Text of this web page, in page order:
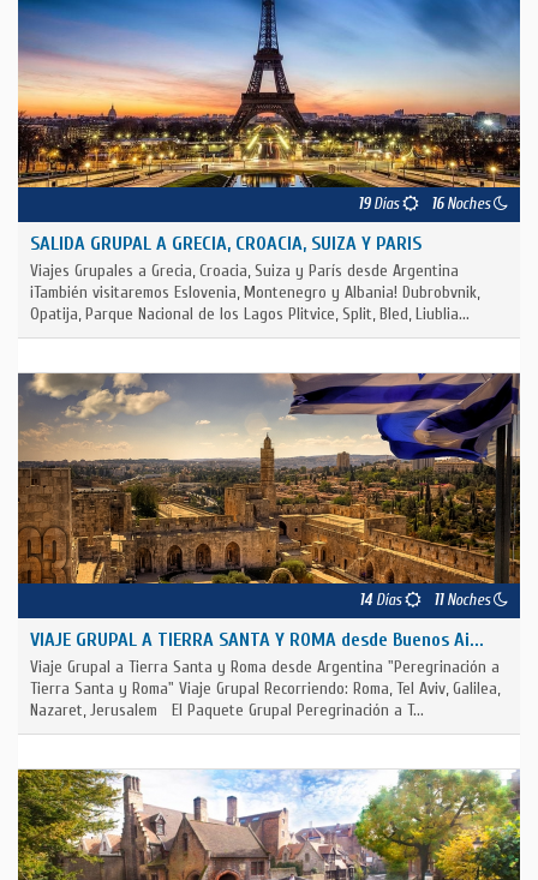
19Días 16Noches
SALIDA GRUPAL A GRECIA, CROACIA, SUIZA Y PARIS
Viajes Grupales a Grecia, Croacia, Suiza y París desde Argentina
¡También visitaremos Eslovenia, Montenegro y Albania! Dubrobvnik,
Opatija, Parque Nacional de los Lagos Plitvice, Split, Bled, Liublia...
14 Días 11Noches
VIAJE GRUPAL A TIERRA SANTA Y ROMA desde Buenos Ai...
Viaje Grupal a Tierra Santa y Roma desde Argentina "Peregrinación a
Tierra Santa y Roma" Viaje Grupal Recorriendo: Roma, Tel Aviv, Galilea,
Nazaret, Jerusalem El Paquete Grupal Peregrinación a T...